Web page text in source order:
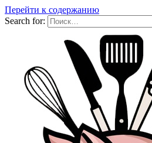
Перейти к содержанию
Search for: